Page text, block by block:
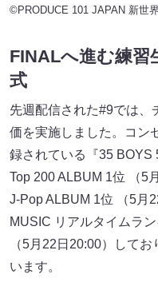
©PRODUCE 101 JAPAN 新世界
FINALへ進む練
式
先週配信された#9では、
価を実施しました。コン
録されている『35
Top 200 ALBUM 1位 （5
J-Pop ALBUM 1位 （5月
MUSIC リアルタイムラ
（5月22日20:00）して
います。